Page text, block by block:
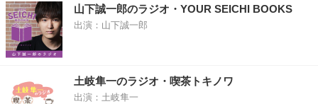
山下誠一郎のラジオ・YOUR SEICHI BOOKS
出演：山下誠一郎
土岐隼一のラジオ・喫茶トキノワ
出演：土岐隼一